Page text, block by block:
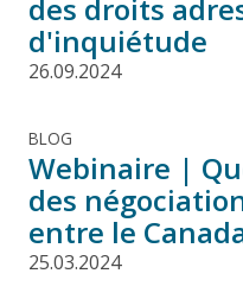
des droits
d'inquiétude
26.09.2024
BLOG
Webinaire |
des
entre le
25.03.2024